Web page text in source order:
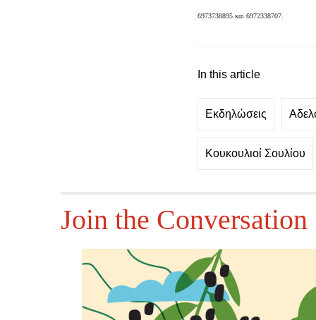
6973738895 και 6972338707.
In this article
Εκδηλώσεις
Κουκουλιοί Σουλίου
Join the Conversation